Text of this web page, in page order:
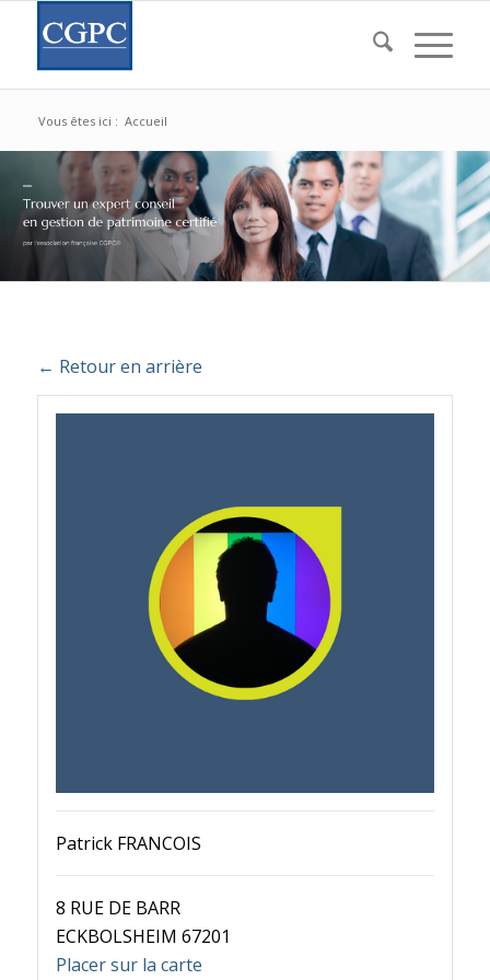
Vous êtes ici : Accueil
← Retour en arrière
Patrick FRANCOIS
8 RUE DE BARR
ECKBOLSHEIM 67201
Placer sur la carte